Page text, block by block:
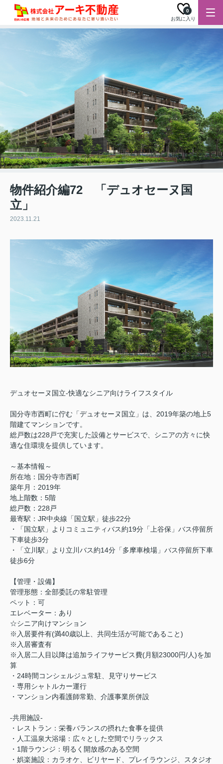
お気に入り
0
物件紹介編72 「デュオセーヌ国
立」
2023.11.21
デュオセーヌ国立‐快適なシニア向けライフスタイル
国分寺市西町に佇む「デュオセーヌ国立」は、2019年築の地上5
階建てマンションです。
総戸数は228戸で充実した設備とサービスで、シニアの方々に快
適な住環境を提供しています。
～基本情報～
所在地：国分寺市西町
築年月：2019年
地上階数：5階
総戸数：228戸
最寄駅：JR中央線「国立駅」徒歩22分
・「国立駅」よりコミュニティバス約19分「上谷保」バス停留所
下車徒歩3分
・「立川駅」より立川バス約14分「多摩車検場」バス停留所下車
徒歩6分
【管理・設備】
管理形態：全部委託の常駐管理
ペット：可
エレベーター：あり
☆シニア向けマンション
※入居要件有(満40歳以上、共同生活が可能であること)
※入居審査有
※入居二人目以降は追加ライフサービス費(月額23000円/人)を加
算
・24時間コンシェルジュ常駐、見守りサービス
・専用シャトルカー運行
・マンション内看護師常勤、介護事業所併設
‐共用施設‐
・レストラン：栄養バランスの摂れた食事を提供
・人工温泉大浴場：広々とした空間でリラックス
・1階ラウンジ：明るく開放感のある空間
・娯楽施設：カラオケ、ビリヤード、プレイラウンジ、スタジオ